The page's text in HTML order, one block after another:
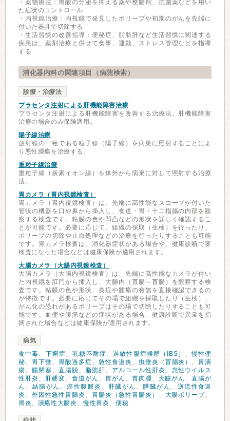
・薬物療法：胃酸の分泌を抑える薬や整腸剤、抗菌薬などを用い
た症状のコントロール
・内視鏡治療：内視鏡で発見したポリープや初期のがんを先端に
付いた器具で切除する
・生活習慣の改善指導：便秘症、脂肪肝など生活習慣に関連する
疾患は、薬剤治療と併せて食事、運動、ストレス管理などを指導
する
消化器内科の関連項目（病院検索）
診療・治療法
プラセンタ注射による肝機能障害治療
プラセンタ注射による肝機能障害を改善する治療法。肝機能障害
治療の場合のみ保険適用。
陽子線治療
放射線の一種である粒子線（陽子線）を病巣に照射することによ
り悪性腫瘍を治療する。
重粒子線治療
重粒子線（炭素イオン線）を体外から病巣に対して照射する治療
法。
胃カメラ（胃内視鏡検査）
胃カメラ（胃内視鏡検査）は、先端に高性能なスコープが付いた
管状の機器を口や鼻から挿入し、食道・胃・十二指腸の内部を観
察する検査です。粘膜の色や凹凸などの形状を詳しく確認するこ
とが可能です。必要に応じて、組織の採取（生検）を行ったり、
ポリープの切除や止血処理などの治療を行ったりすることも可能
です。胃カメラ検査は、消化器症状がある場合や、健康診断で要
検査になった場合などは健康保険が適用されます。
大腸カメラ（大腸内視鏡検査）
大腸カメラ（大腸内視鏡検査）は、先端に高性能なカメラが付い
た内視鏡を肛門から挿入し、大腸内（直腸～盲腸）を観察する検
査です。粘膜の色や形状、炎症や腫瘍の有無を直接確認できるの
が特徴です。必要に応じてその場で組織を採取したり（生検）、
がん化の恐れがあるポリープはその場で切除したりすることも可
能です。血便や腹痛などの症状がある場合、健康診断で異常を指
摘された場合などは健康保険が適用されます。
病気
食中毒、 下痢症、乳糖不耐症、過敏性腸症候群（IBS） 、慢性便
秘、 胃下垂、 胃酸過多症、 急性食道炎 、 虫垂炎（盲腸炎） 、 胃潰
瘍、 腸閉塞、 直腸脱、 脂肪肝、 アルコール性肝炎 、 急性ウイルス
性肝炎 、 肝硬変、 食道がん 、 胃がん 、 胃肉腫、 大腸がん 、直腸が
ん 、 結腸がん 、癌性腹膜炎 、 肝臓がん 、 膵臓がん 、 逆流性食道
炎 、 外因性急性胃腸炎 、 胃腸炎（急性胃腸炎） 、 大腸ポリープ、
胃炎、 潰瘍性大腸炎、慢性胃炎、便秘